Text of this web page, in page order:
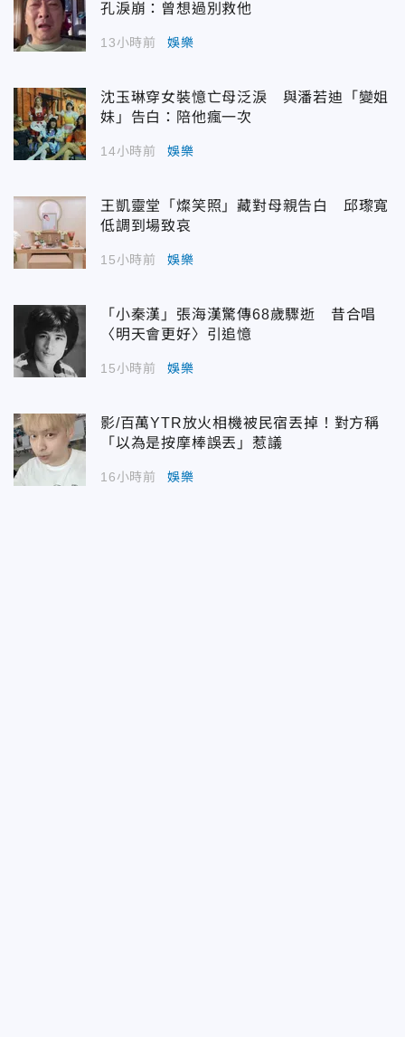
孔淚崩：曾想過別救他
13小時前 娛樂
沈玉琳穿女裝憶亡母泛淚 與潘若迪「變姐
妹」告白：陪他瘋一次
14小時前 娛樂
王凱靈堂「燦笑照」藏對母親告白 邱瓈寬
低調到場致哀
15小時前 娛樂
「小秦漢」張海漢驚傳68歲驟逝 昔合唱
〈明天會更好〉引追憶
15小時前 娛樂
影/百萬YTR放火相機被民宿丟掉！對方稱
「以為是按摩棒誤丟」惹議
16小時前 娛樂